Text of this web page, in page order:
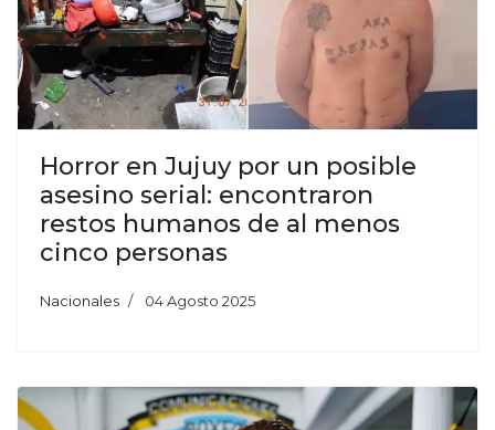
Horror en Jujuy por un posible
asesino serial: encontraron
restos humanos de al menos
cinco personas
Nacionales 04 Agosto 2025